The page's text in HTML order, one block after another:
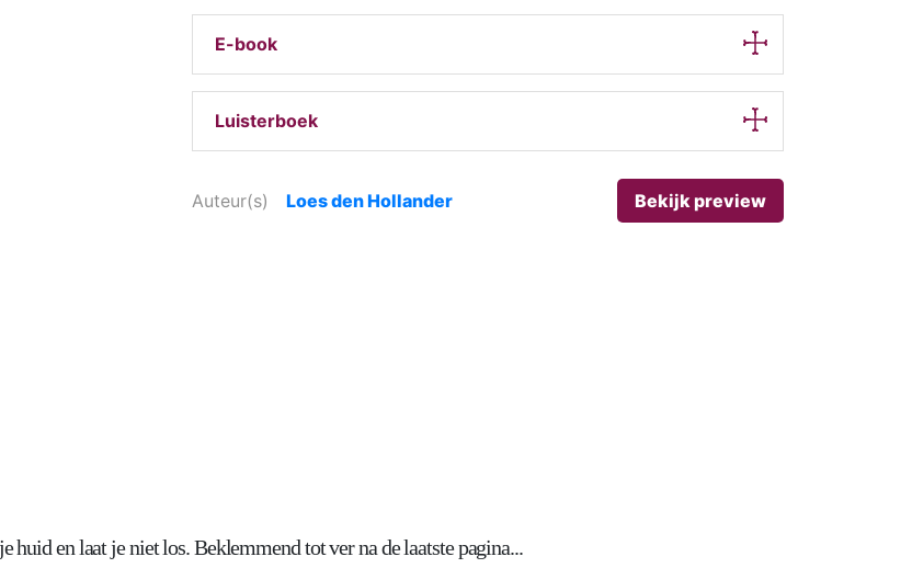
E-book
Luisterboek
Auteur(s) Loes den Hollander Bekijk preview
en laat je niet los. Beklemmend tot ver na de laatste pagina...